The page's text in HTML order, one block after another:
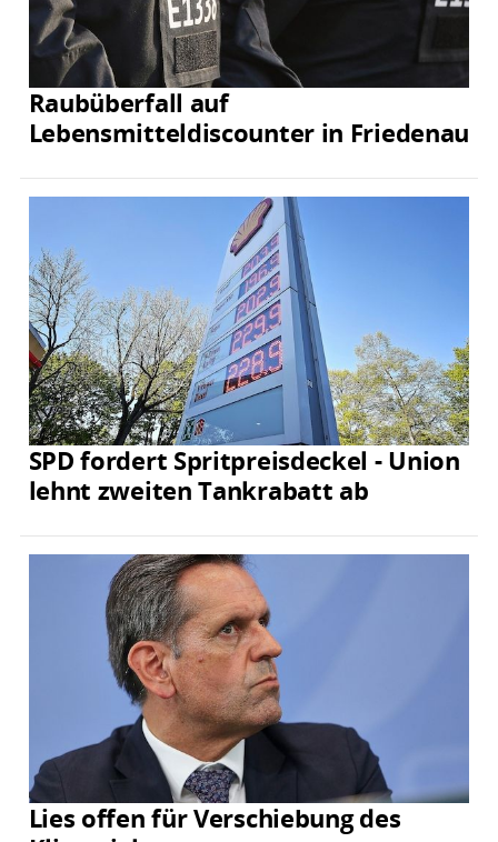
Raubüberfall auf
Lebensmitteldiscounter in Friedenau
SPD fordert Spritpreisdeckel - Union
lehnt zweiten Tankrabatt ab
Lies offen für Verschiebung des